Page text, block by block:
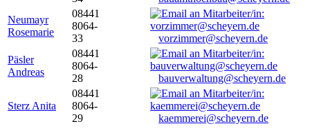
Neumayr
Rosemarie
08441
8064-
33
vorzimmer@scheyern.de
Päsler
Andreas
08441
8064-
28
bauverwaltung@scheyern.de
Sterz Anita
08441
8064-
29
kaemmerei@scheyern.de